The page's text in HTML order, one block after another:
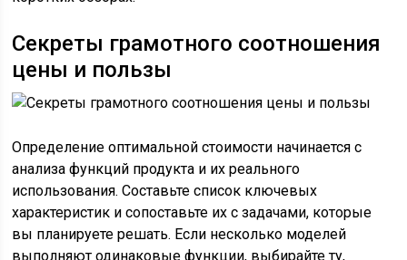
Секреты грамотного соотношения
цены и пользы
Определение оптимальной стоимости начинается с
анализа функций продукта и их реального
использования. Составьте список ключевых
характеристик и сопоставьте их с задачами, которые
вы планируете решать. Если несколько моделей
выполняют одинаковые функции, выбирайте ту,